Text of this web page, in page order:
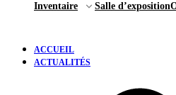
Inventaire Salle d’exposition
ACCUEIL
ACTUALITÉS